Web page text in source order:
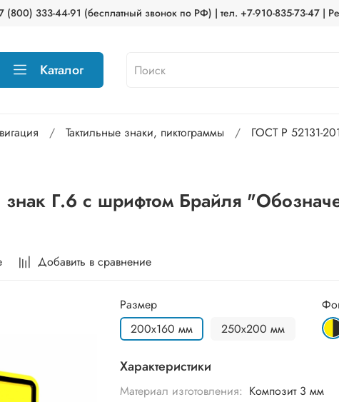
(800) 333-44-91 (бесплатный звонок по РФ) | тел. +7-910-835-73-47 |
Каталог
Тактильные знаки, пиктограммы ГОСТ Р 52131-
знак Г.6 с шрифтом Брайля
Добавить в сравнение
Размер
200х160 мм
250х200 мм
Характеристики
Материал изготовления: Композит 3 мм